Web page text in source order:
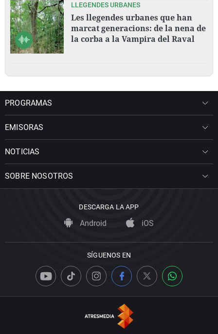
LLEGENDES URBANES
Les llegendes urbanes que han
marcat generacions: de la nena de
la corba a la Vampira del Raval
PROGRAMAS
EMISORAS
NOTICIAS
SOBRE NOSOTROS
DESCARGA LA APP
Android iOS
SÍGUENOS EN